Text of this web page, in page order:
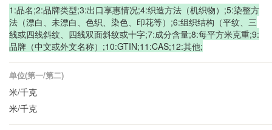
1:品名;2:品牌类型;3:出口享惠情况;4:织造方法（机织物）;5:染整方
法（漂白、未漂白、色织、染色、印花等）;6:组织结构（平纹、三
线或四线斜纹、四线双面斜纹或十字;7:成分含量;8:每平方米克重;9:
品牌（中文或外文名称）;10:GTIN;11:CAS;12:其他;
单位(第一/第二)
米/千克
米/千克